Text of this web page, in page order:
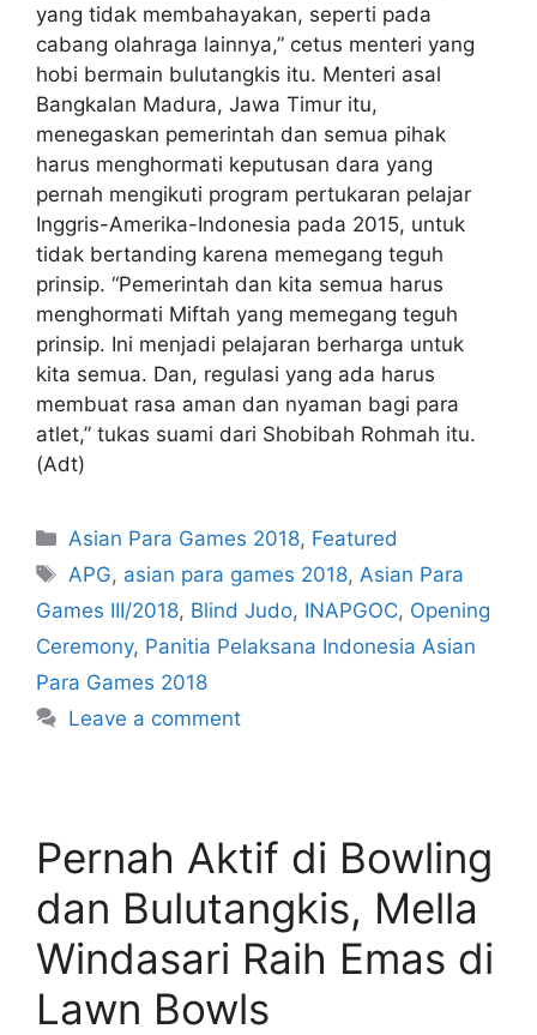
yang tidak membahayakan, seperti pada
cabang olahraga lainnya,” cetus menteri yang
hobi bermain bulutangkis itu. Menteri asal
Bangkalan Madura, Jawa Timur itu,
menegaskan pemerintah dan semua pihak
harus menghormati keputusan dara yang
pernah mengikuti program pertukaran pelajar
Inggris-Amerika-Indonesia pada 2015, untuk
tidak bertanding karena memegang teguh
prinsip. “Pemerintah dan kita semua harus
menghormati Miftah yang memegang teguh
prinsip. Ini menjadi pelajaran berharga untuk
kita semua. Dan, regulasi yang ada harus
membuat rasa aman dan nyaman bagi para
atlet,” tukas suami dari Shobibah Rohmah itu.
(Adt)
Asian Para Games 2018, Featured
APG, asian para games 2018, Asian Para
Games III/2018, Blind Judo, INAPGOC, Opening
Ceremony, Panitia Pelaksana Indonesia Asian
Para Games 2018
Leave a comment
Pernah Aktif di Bowling
dan Bulutangkis, Mella
Windasari Raih Emas di
Lawn Bowls